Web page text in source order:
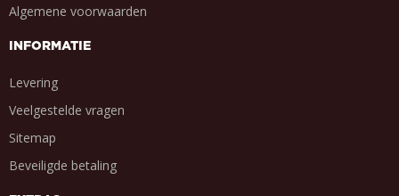
Algemene voorwaarden
INFORMATIE
Levering
Veelgestelde vragen
Sitemap
Beveiligde betaling